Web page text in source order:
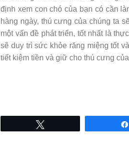
định xem con chó của bạn có cần
hàng ngày, thú cưng của chúng ta
một vấn đề phát triển, tốt nhất là
sẽ duy trì sức khỏe răng miệng tốt
tiết kiệm tiền và giữ cho thú cưng